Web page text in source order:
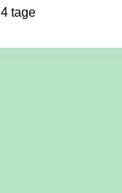
tage